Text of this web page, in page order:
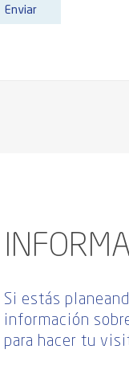
Enviar
Si estás
información
para hacer tu